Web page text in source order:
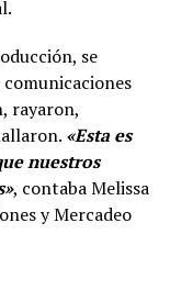
se
rayaron,
«Esta es
nuestros
, contaba Melissa
y Mercadeo